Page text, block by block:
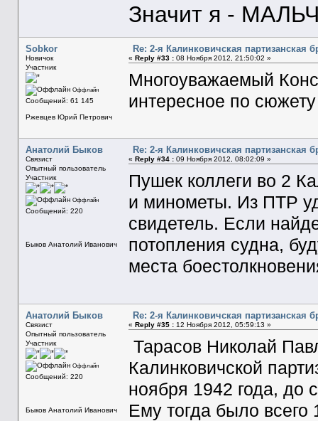
Значит я -
Sobkor
Новичок
Участник
Оффлайн
Сообщений: 61 145
Ржевцев Юрий Петрович
Re: 2-я Калинковичская партизанская
« Reply #33 :08 Ноября 2012, 21:50:02 »
Многоуважаемый
интересное по
Анатолий Быков
Связист
Опытный пользователь
Участник
Оффлайн
Сообщений: 220
Быков Анатолий Иванович
Re: 2-я Калинковичская партизанская
« Reply #34 :09 Ноября 2012, 08:02:09 »
Пушек коллеги во 2
и минометы. Из ПТР
свидетель. Если
потопления судна,
места
Анатолий Быков
Связист
Опытный пользователь
Участник
Оффлайн
Сообщений: 220
Быков Анатолий Иванович
Re: 2-я Калинковичская партизанская
« Reply #35 :12 Ноября 2012, 05:59:13 »
Тарасов Николай
Калинковичской
ноября 1942 года, до
Ему тогда было